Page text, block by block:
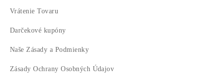
Vrátenie Tovaru
Darčekové kupóny
Naše Zásady a Podmienky
Zásady Ochrany Osobných Údajov